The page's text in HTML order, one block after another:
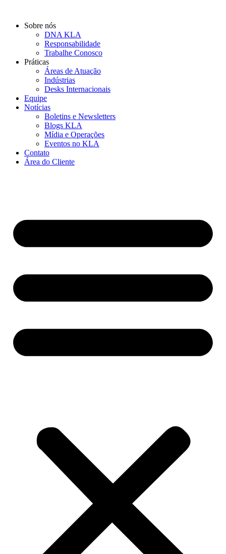
Sobre nós
DNA KLA
Responsabilidade
Trabalhe Conosco
Práticas
Áreas de Atuação
Indústrias
Desks Internacionais
Equipe
Notícias
Boletins e Newsletters
Blogs KLA
Mídia e Operações
Eventos no KLA
Contato
Área do Cliente